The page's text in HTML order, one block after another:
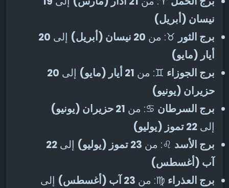
نيسان (أبريل)
برج الثور ♉: من 20 نيسان (أبريل) إلى 20
أيار (مايو)
برج الجوزاء ♊: من 21 أيار (مايو) إلى 20
حزيران (يونيو)
برج السرطان ♋: من 21 حزيران (يونيو)
إلى 22 تموز (يوليو)
برج الأسد ♌: من 23 تموز (يوليو) إلى 22
آب (أغسطس)
برج العذراء ♍: من 23 آب (أغسطس)
إلى